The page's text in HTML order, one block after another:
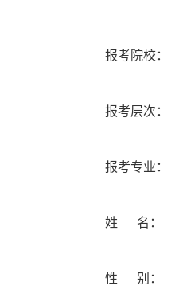
报考院校：
报考层次：
报考专业：
姓 名：
性 别：